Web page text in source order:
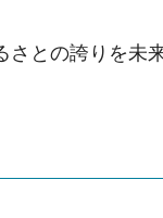
さとの誇りを未